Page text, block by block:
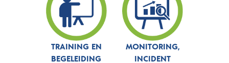
TRAINING EN
BEGELEIDING
MONITORING,
INCIDENT